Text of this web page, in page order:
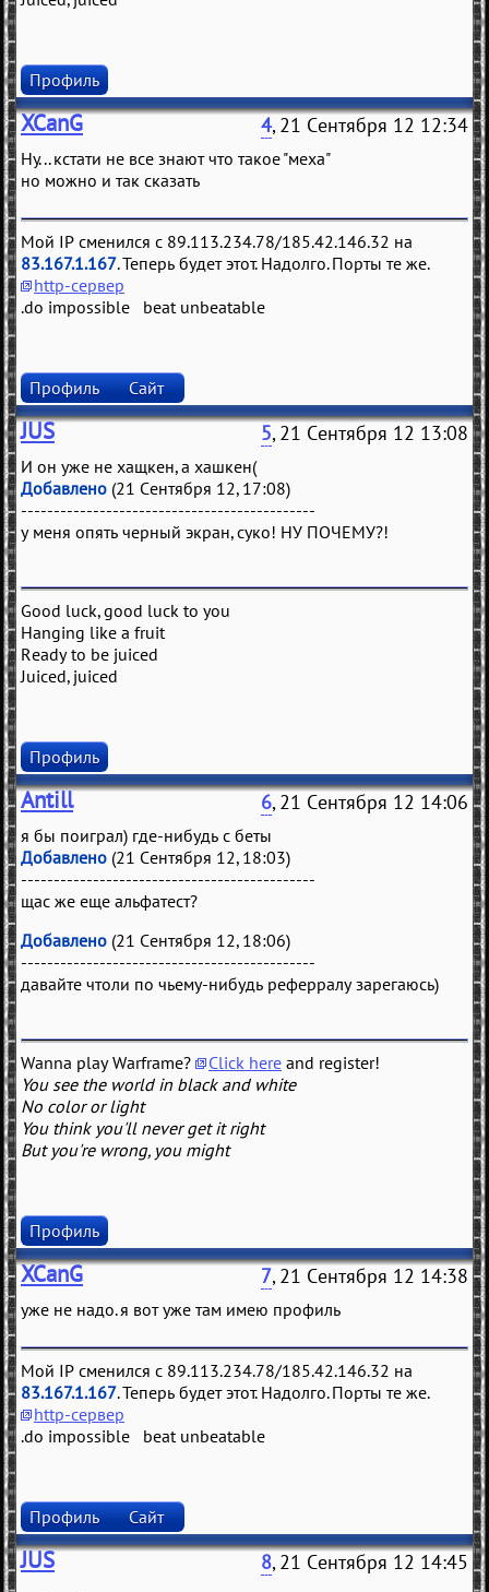
Профиль
XCanG 4, 21 Сентября 12 12:34
Ну... кстати не все знают что такое "меха"
но можно и так сказать
Мой IP сменился с 89.113.234.78/185.42.146.32 на
83.167.1.167. Теперь будет этот. Надолго. Порты те же.
http-сервер
.do impossible beat unbeatable
Профиль Сайт
JUS 5, 21 Сентября 12 13:08
И он уже не хащкен, а хашкен(
Добавлено (21 Сентября 12, 17:08)
---------------------------------------------
у меня опять черный экран, суко! НУ ПОЧЕМУ?!
Good luck, good luck to you
Hanging like a fruit
Ready to be juiced
Juiced, juiced
Профиль
Antill 6, 21 Сентября 12 14:06
я бы поиграл) где-нибудь с беты
Добавлено (21 Сентября 12, 18:03)
---------------------------------------------
щас же еще альфатест?
Добавлено (21 Сентября 12, 18:06)
---------------------------------------------
давайте чтоли по чьему-нибудь реферралу зарегаюсь)
Wanna play Warframe? Click here and register!
You see the world in black and white
No color or light
You think you'll never get it right
But you're wrong, you might
Профиль
XCanG 7, 21 Сентября 12 14:38
уже не надо. я вот уже там имею профиль
Мой IP сменился с 89.113.234.78/185.42.146.32 на
83.167.1.167. Теперь будет этот. Надолго. Порты те же.
http-сервер
.do impossible beat unbeatable
Профиль Сайт
JUS 8, 21 Сентября 12 14:45